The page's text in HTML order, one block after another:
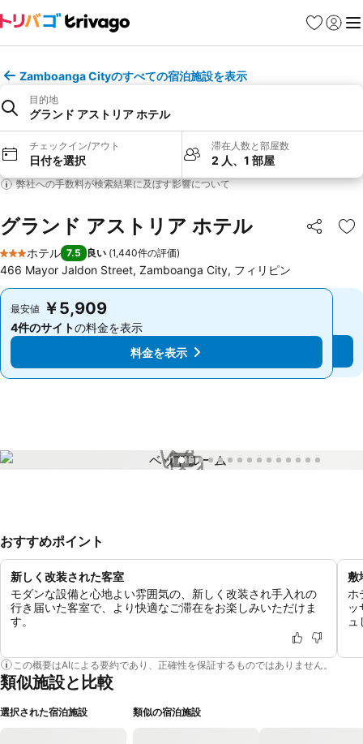
お気に入り
ログイ
メ
Zamboanga Cityのすべての宿泊施設を表示
目的地
グランド アストリア ホテル
チェックイン/アウト
日付を選択
滞在人数と部屋数
2 人、1 部屋
弊社への手数料が検索結果に及ぼす影響について
グランド アストリア ホテル シェア
お
3 ホテルのランク
ホテル 7.5 良い (1,440件の評価)
466 Mayor Jaldon Street, Zamboanga City, フィリピン
最安値 ￥5,909
4件のサイトの料金を表示
料金を表示
最安値 ￥5,909
4件のサイトの料金を表示
料金を表示
1 / 15
おすすめポイント
新しく改装された客室
モダンな設備と心地よい雰囲気の、新しく改装され手入れの
行き届いた客室で、より快適なご滞在をお楽しみいただけま
す。
敷
ホ
ッ
この概要はAIによる要約であり、正確性を保証するものではありません。
類似施設と比較
選択された宿泊施設 類似の宿泊施設